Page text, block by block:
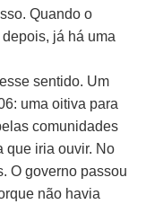
Quando o
já há uma
sentido. Um
uma oitiva para
comunidades
que iria ouvir. No
O governo passou
não havia